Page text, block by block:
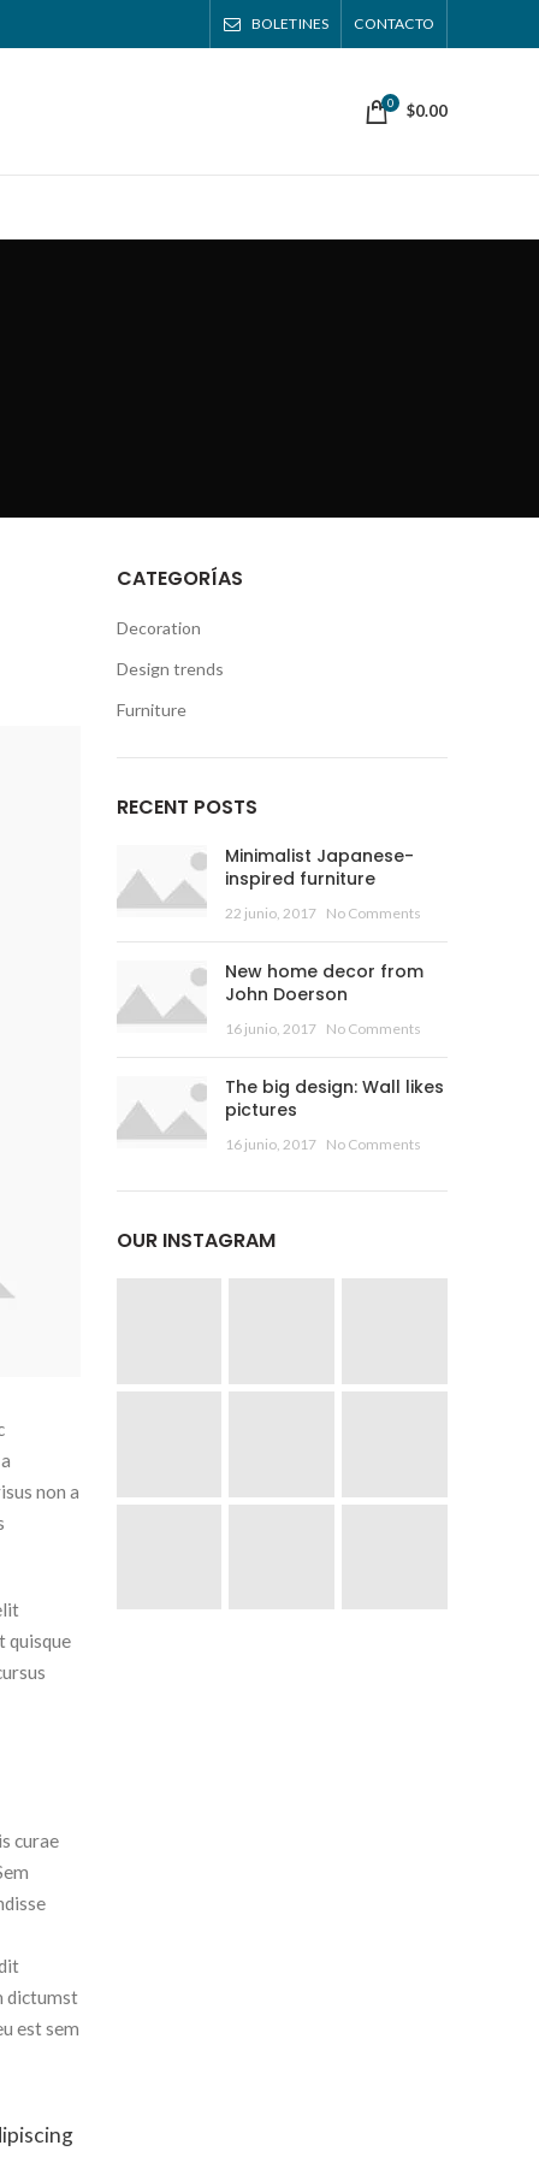
BOLETINES CONTACTO
0 $0.00
non a
quisque
curae
dictumst
est sem
CATEGORÍAS
Decoration
Design trends
Furniture
RECENT POSTS
Minimalist Japanese-
inspired furniture
22 junio, 2017 No Comments
New home decor from
John Doerson
16 junio, 2017 No Comments
The big design: Wall likes
pictures
16 junio, 2017 No Comments
OUR INSTAGRAM